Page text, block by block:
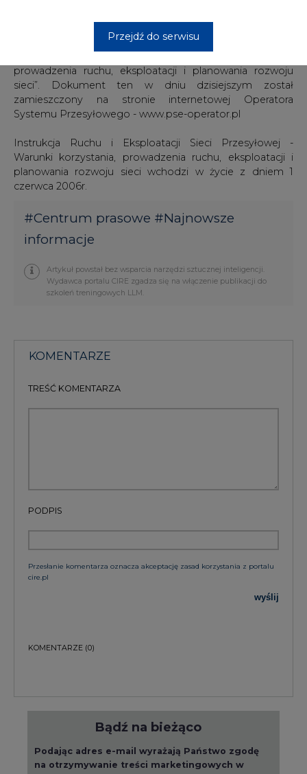
Przejdź do serwisu
dniu 17.03.2006r. zatwierdził „Instrukcję Ruchu i
prowadzenia ruchu, eksploatacji i planowania rozwoju
sieci”. Dokument ten w dniu dzisiejszym został
zamieszczony na stronie internetowej Operatora
Systemu Przesyłowego - www.pse-operator.pl
Instrukcja Ruchu i Eksploatacji Sieci Przesyłowej -
Warunki korzystania, prowadzenia ruchu, eksploatacji i
planowania rozwoju sieci wchodzi w życie z dniem 1
czerwca 2006r.
#Centrum prasowe #Najnowsze
informacje
Artykuł powstał bez wsparcia narzędzi sztucznej inteligencji.
Wydawca portalu CIRE zgadza się na włączenie publikacji do
szkoleń treningowych LLM.
KOMENTARZE
TREŚĆ KOMENTARZA
PODPIS
Przesłanie komentarza oznacza akceptację zasad korzystania z portalu
cire.pl
wyślij
KOMENTARZE (0)
Bądź na bieżąco
Podając adres e-mail wyrażają Państwo zgodę
na otrzymywanie treści marketingowych w